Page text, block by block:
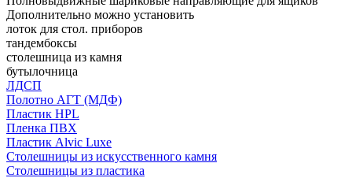
Дополнительно можно установить
лоток для стол. приборов
тандембоксы
столешница из камня
бутылочница
ЛДСП
Полотно АГТ (МДФ)
Пластик HPL
Пленка ПВХ
Пластик Alvic Luxe
Столешницы из искусственного камня
Столешницы из пластика